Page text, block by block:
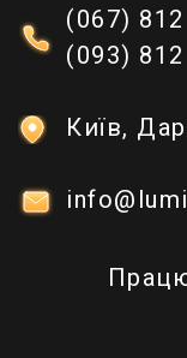
нього, або для
доби. Дані
магазину
полегшують
вводити паролі
сигнал
Також багато
(067)
(093)
Київ,